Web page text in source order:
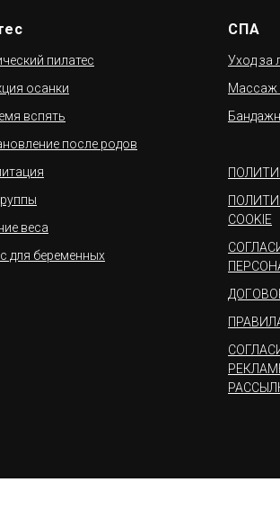
пилатес
осанки
вспять
после родов
веса
для беременных
СПА
Уход за
Массаж
COOKIE